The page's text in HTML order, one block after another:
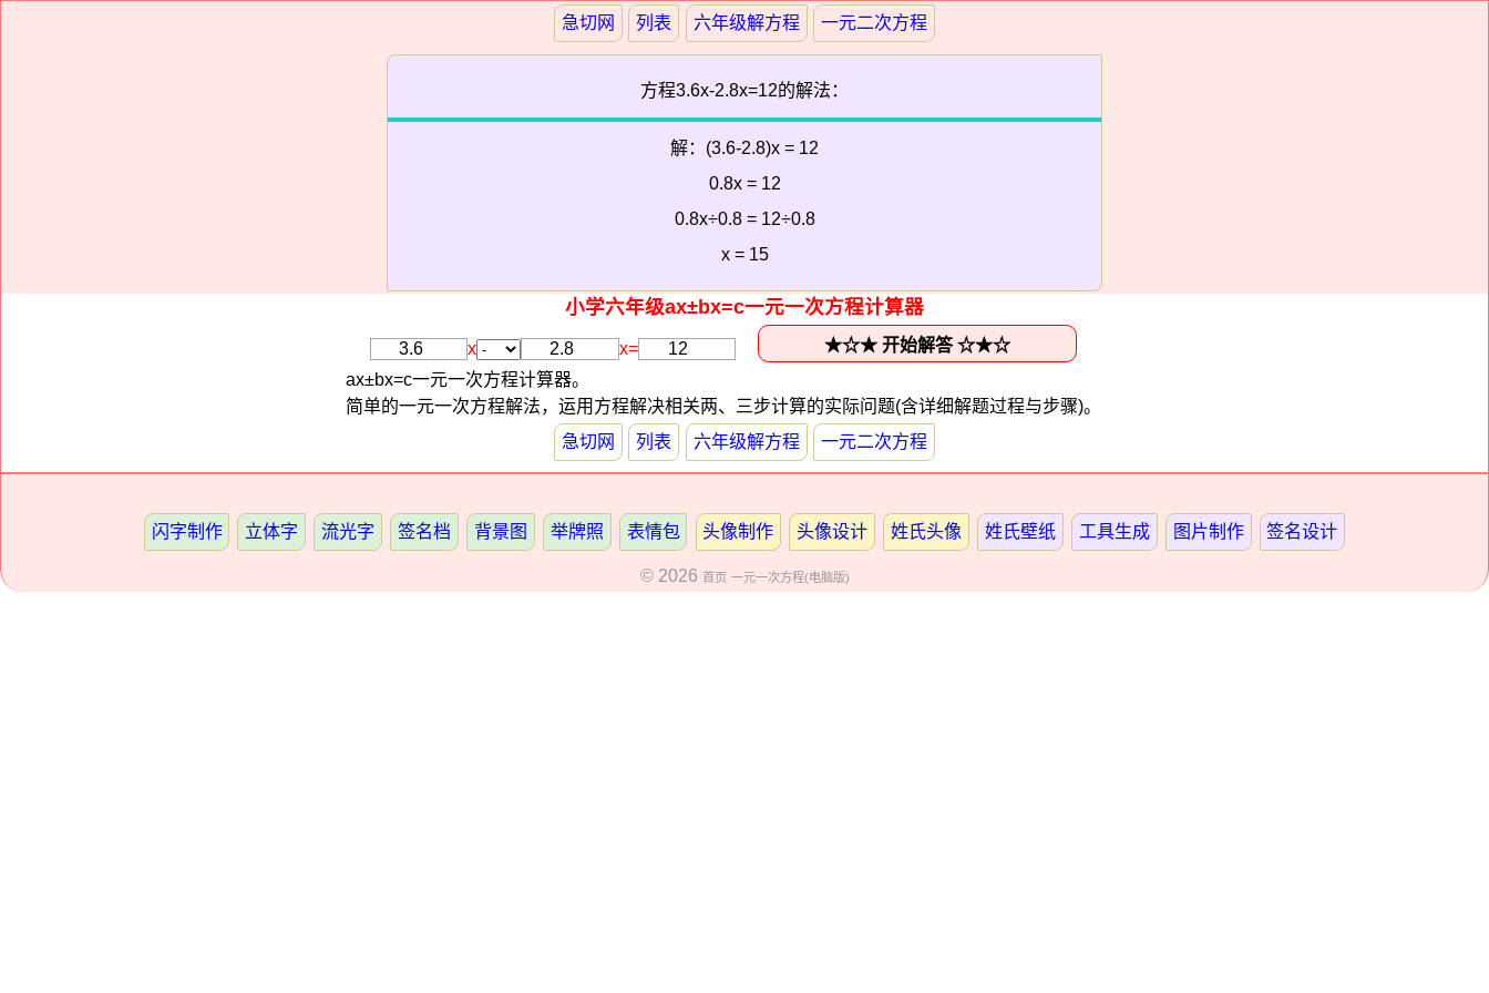
急切网 列表 六年级解方程 一元二次方程
方程3.6x-2.8x=12的解法：
解：(3.6-2.8)x = 12
0.8x = 12
0.8x÷0.8 = 12÷0.8
x = 15
小学六年级ax±bx=c一元一次方程计算器
x
x=
ax±bx=c一元一次方程计算器。
简单的一元一次方程解法，运用方程解决相关两、三步计算的实际问题(含详细解题过程与步骤)。
急切网
列表 六年级解方程 一元二次方程
闪字制作 立体字 流光字 签名档 背景图 举牌照 表情包 头像制作 头像设计 姓氏头像 姓氏壁纸 工具生成 图片制作 签名设计
© 2026 首页 一元一次方程(电脑版)